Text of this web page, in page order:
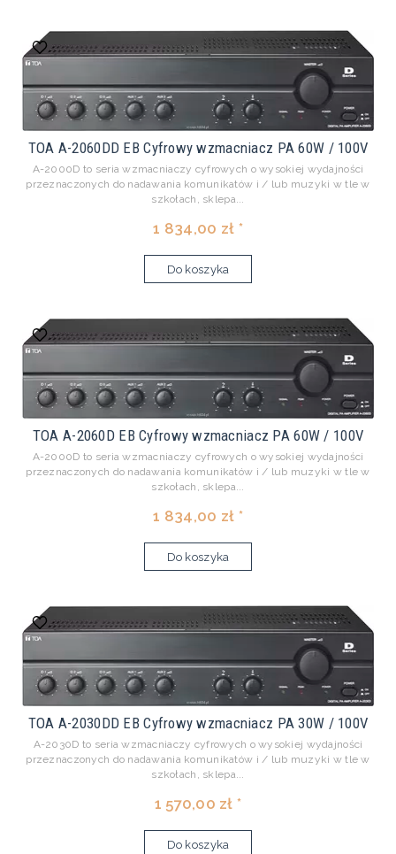
TOA A-2060DD EB Cyfrowy wzmacniacz PA 60W / 100V
A-2000D to seria wzmacniaczy cyfrowych o wysokiej wydajności
przeznaczonych do nadawania komunikatów i / lub muzyki w tle w
szkołach, sklepa...
1 834,00 zł *
Do koszyka
TOA A-2060D EB Cyfrowy wzmacniacz PA 60W / 100V
A-2000D to seria wzmacniaczy cyfrowych o wysokiej wydajności
przeznaczonych do nadawania komunikatów i / lub muzyki w tle w
szkołach, sklepa...
1 834,00 zł *
Do koszyka
TOA A-2030DD EB Cyfrowy wzmacniacz PA 30W / 100V
A-2030D to seria wzmacniaczy cyfrowych o wysokiej wydajności
przeznaczonych do nadawania komunikatów i / lub muzyki w tle w
szkołach, sklepa...
1 570,00 zł *
Do koszyka